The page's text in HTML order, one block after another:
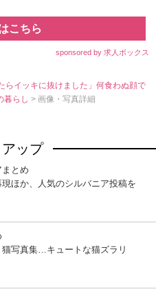
こちら
sponsored by 求人ボックス
らイッキに抜けました」何食わぬ顔で
暮らし> 画像・写真詳細
ップ
とめ
現ほか、人気のシルバニア投稿を
猫写真集…キュートな猫ズラリ